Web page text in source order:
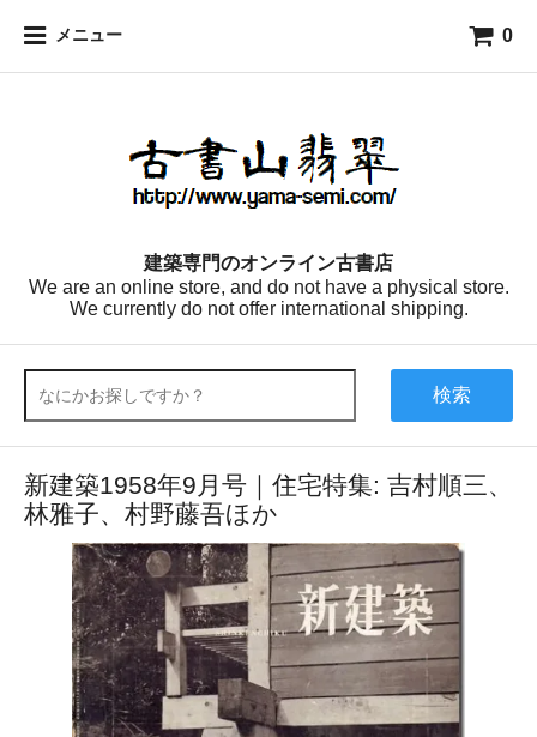
メニュー 0
建築専門のオンライン古書店
We are an online store, and do not have a physical store.
We currently do not offer international shipping.
検索
新建築1958年9月号｜住宅特集: 吉村順三、
林雅子、村野藤吾ほか